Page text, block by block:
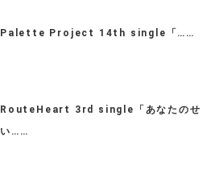
Palette Project 14th single「……
RouteHeart 3rd single「あなたのせ
い……